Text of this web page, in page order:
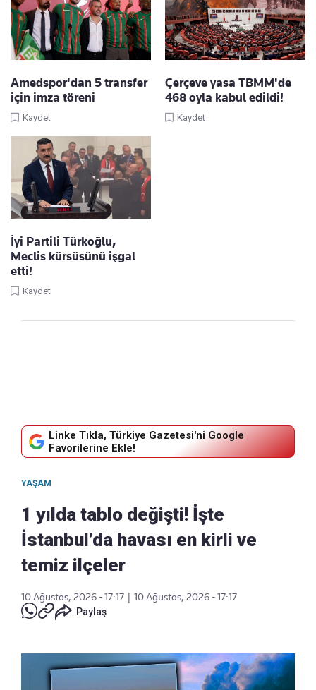
Amedspor'dan 5 transfer
için imza töreni
Kaydet
Çerçeve yasa TBMM'de
468 oyla kabul edildi!
Kaydet
İyi Partili Türkoğlu,
Meclis kürsüsünü işgal
etti!
Kaydet
Linke Tıkla, Türkiye Gazetesi'ni Google
Favorilerine Ekle!
YAŞAM
1 yılda tablo değişti! İşte
İstanbul’da havası en kirli ve
temiz ilçeler
10 Ağustos, 2026 - 17:17
10 Ağustos, 2026 - 17:17
Paylaş